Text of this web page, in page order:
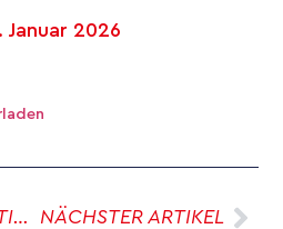
Januar 2026
VORHERIGER ARTIKEL NÄCHSTER ARTIKEL